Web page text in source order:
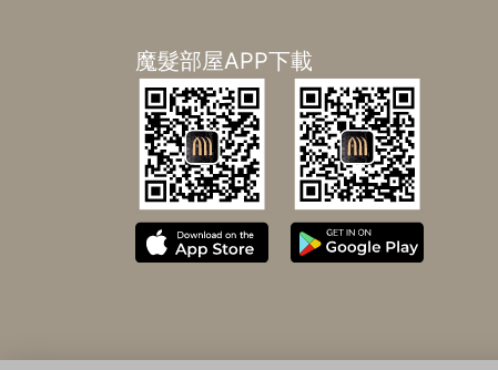
魔髮部屋APP下載